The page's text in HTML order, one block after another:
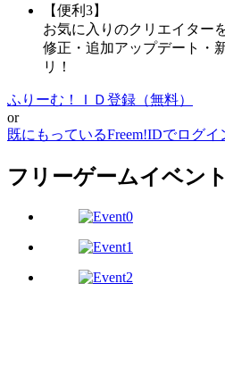
【便利3】
お気に入りのクリエイター
修正・追加アップデート・
リ！
ふりーむ！ＩＤ登録（無料）
or
既にもっているFreem!IDでログイ
フリーゲームイベン